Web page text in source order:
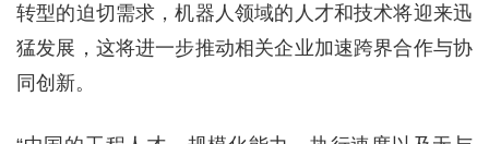
转型的迫切需求，机器人领域的人才和技术将迎来迅
猛发展，这将进一步推动相关企业加速跨界合作与协
同创新。